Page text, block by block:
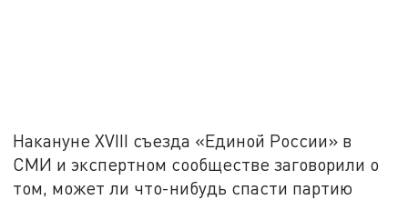
Накануне XVIII съезда «Единой России» в
СМИ и экспертном сообществе заговорили о
том, может ли что-нибудь спасти партию